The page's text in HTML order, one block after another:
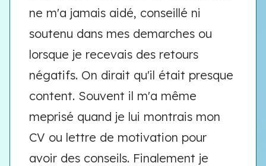
ne m'a jamais aidé, conseillé ni
soutenu dans mes demarches ou
lorsque je recevais des retours
négatifs. On dirait qu'il était presque
content. Souvent il m'a même
meprisé quand je lui montrais mon
CV ou lettre de motivation pour
avoir des conseils. Finalement je